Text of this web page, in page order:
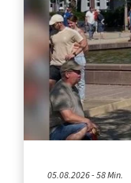
05.08.2026 - 58 Min.